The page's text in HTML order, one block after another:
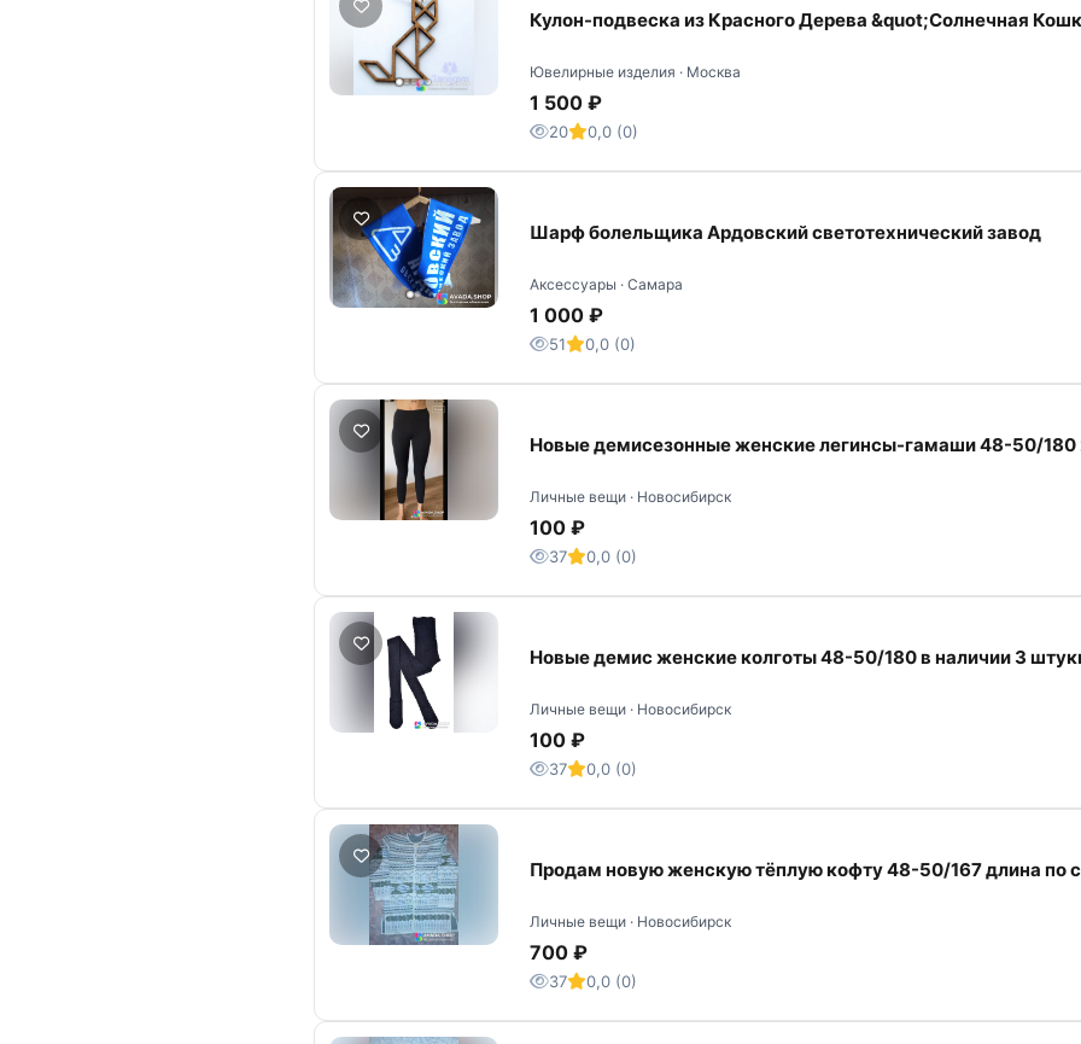
Кулон-подвеска из Красного Дерева &quot;Солнечная
Ювелирные изделия · Москва
1 500 ₽
20 0,0 (0)
Шарф болельщика Ардовский светотехнический завод
Аксессуары · Самара
1 000 ₽
51 0,0 (0)
Новые демисезонные женские легинсы-гамаши 48-50/180
Личные вещи · Новосибирск
100 ₽
37 0,0 (0)
Новые демис женские колготы 48-50/180 в наличии 3
Личные вещи · Новосибирск
100 ₽
37 0,0 (0)
Продам новую женскую тёплую кофту 48-50/167 длина по
Личные вещи · Новосибирск
700 ₽
37 0,0 (0)